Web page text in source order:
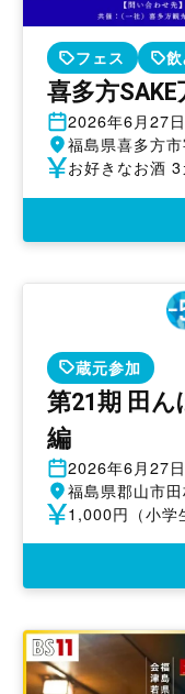
フェス
喜多方
開
催
日
2026年6月27
開
催
福島県喜多方
参 お好きなお酒
蔵元参加
第21期 田ん
編
開
催
日
2026年6月27
開
催
福島県郡山市
参 1,000円（小学